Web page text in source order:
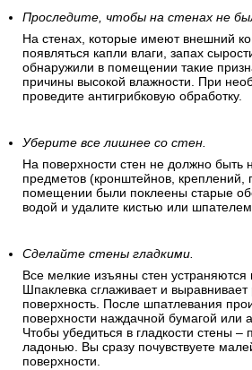
Проследите, чтобы на стенах не
На стенах, которые имеют внешний
появляться капли влаги, запах
обнаружили в помещении такие
причины высокой влажности. При
проведите антигрибковую обработку.
Уберите все лишнее со стен.
На поверхности стен не должно быть
предметов (кронштейнов, креплений,
помещении были поклеены старые
водой и удалите кистью или
Сделайте стены гладкими.
Все мелкие изъяны стен
Шпаклевка сглаживает и
поверхность. После шпатлевания
поверхности наждачной бумагой или
Чтобы убедиться в гладкости стены –
ладонью. Вы сразу почувствуете
поверхности.